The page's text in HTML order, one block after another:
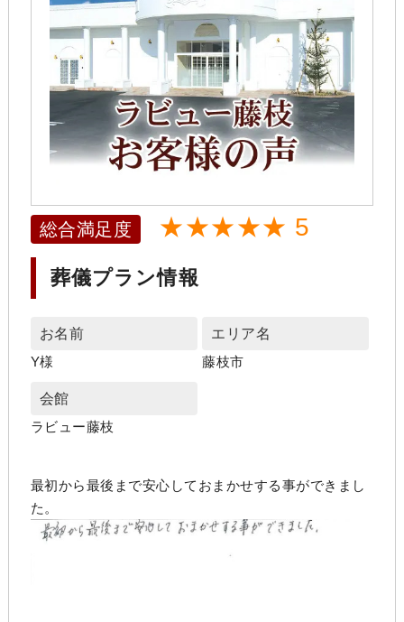
総合満足度 ★★★★★ 5
葬儀プラン情報
お名前
Y様
エリア名
藤枝市
会館
ラビュー藤枝
最初から最後まで安心しておまかせする事ができまし
た。